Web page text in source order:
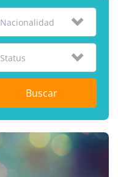
Nacionalidad
Status
Buscar